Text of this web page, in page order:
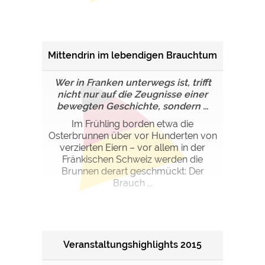
Mittendrin im lebendigen Brauchtum
Wer in Franken unterwegs ist, trifft
nicht nur auf die Zeugnisse einer
bewegten Geschichte, sondern ...
Im Frühling borden etwa die
Osterbrunnen über vor Hunderten von
verzierten Eiern – vor allem in der
Fränkischen Schweiz werden die
Brunnen derart geschmückt: Der
Brauch ...
Veranstaltungshighlights 2015